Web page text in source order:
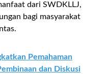
dari SWDKLLJ,
bagi masyarakat
Pemahaman
dan Diskusi